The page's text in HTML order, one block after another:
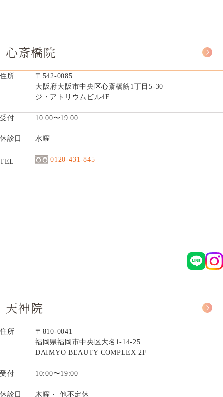
心斎橋院
住所
〒542-0085
大阪府大阪市中央区心斎橋筋1丁目5-30
ジ・アトリウムビル4F
受付 10:00〜19:00
休診日 水曜
TEL 0120-431-845
天神院
住所
〒810-0041
福岡県福岡市中央区大名1-14-25
DAIMYO BEAUTY COMPLEX 2F
受付 10:00〜19:00
休診日 木曜・ 他不定休